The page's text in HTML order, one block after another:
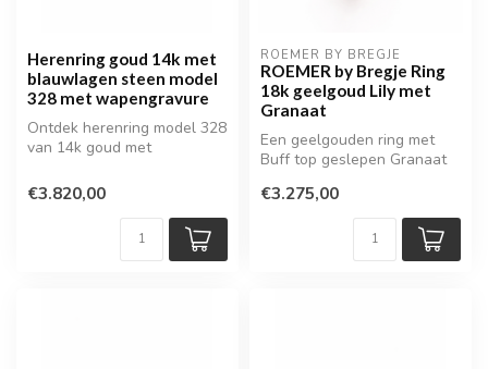
Herenring goud 14k met
blauwlagen steen model
328 met wapengravure
Ontdek herenring model 328
van 14k goud met
wapengravure. Ee...
€3.820,00
ROEMER BY BREGJE
ROEMER by Bregje Ring
18k geelgoud Lily met
Granaat
Een geelgouden ring met
Buff top geslepen Granaat
€3.275,00